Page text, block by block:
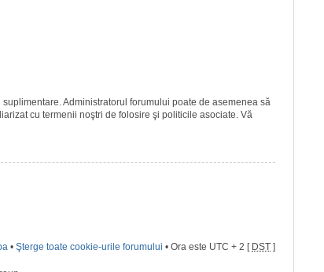
Administratorul forumului poate de asemenea să
cu termenii noştri de folosire şi politicile asociate. Vă
•Şterge toate cookie-urile forumului • Ora este UTC + 2 [ DST ]